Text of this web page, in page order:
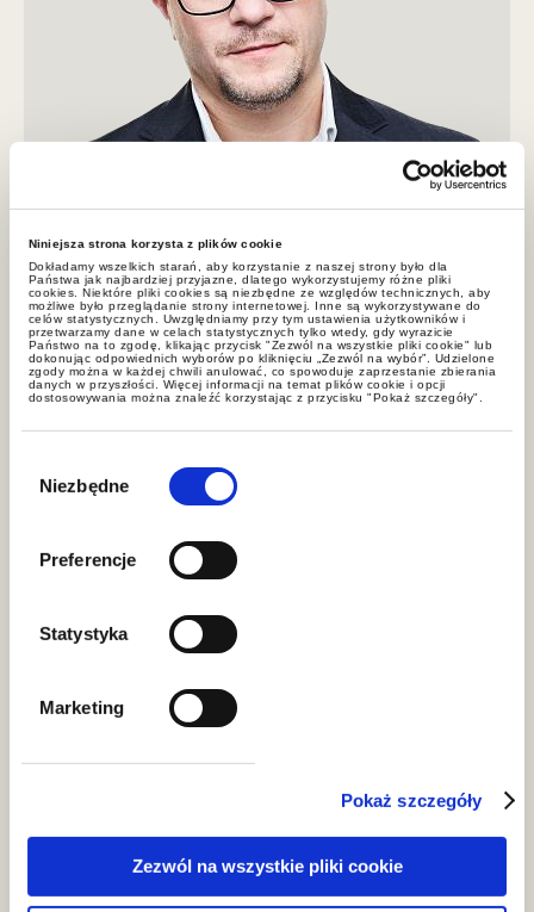
Niniejsza strona korzysta z plików cookie
Dokładamy wszelkich starań, aby korzystanie z naszej strony było dla
Państwa jak najbardziej przyjazne, dlatego wykorzystujemy różne pliki
cookies. Niektóre pliki cookies są niezbędne ze względów technicznych, aby
możliwe było przeglądanie strony internetowej. Inne są wykorzystywane do
celów statystycznych. Uwzględniamy przy tym ustawienia użytkowników i
przetwarzamy dane w celach statystycznych tylko wtedy, gdy wyrazicie
Państwo na to zgodę, klikając przycisk "Zezwól na wszystkie pliki cookie" lub
dokonując odpowiednich wyborów po kliknięciu „Zezwól na wybór”. Udzielone
zgody można w każdej chwili anulować, co spowoduje zaprzestanie zbierania
danych w przyszłości. Więcej informacji na temat plików cookie i opcji
dostosowywania można znaleźć korzystając z przycisku "Pokaż szczegóły".
zgody
Niezbędne
Preferencje
Statystyka
Marketing
Pokaż szczegóły
Zezwól na wszystkie pliki cookie
Sebastian Gumiela
doradca podatkowy, radca prawny, partner GWW
Sebastian.Gumiela@gww.pl
+22 212 00 00